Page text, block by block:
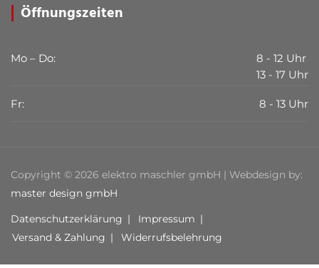
Öffnungszeiten
Mo – Do:
8 - 12 Uhr
13 - 17 Uhr
Fr: 8 - 13 Uhr
Copyright © 2026 elektro maschler gmbH | Webdesign by:
master design gmbH
Datenschutzerklärung
Impressum
Versand & Zahlung
Widerrufsbelehrung